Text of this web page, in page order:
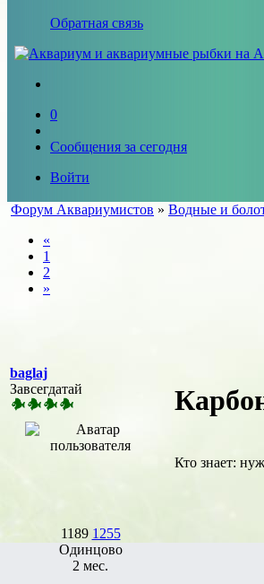
Обратная связь
0
Сообщения за сегодня
Войти
Форум Аквариумистов » Водные и
«
1
2
»
baglaj
Завсегдатай
1189 1255
Одинцово
2 мес.
Кто знает: